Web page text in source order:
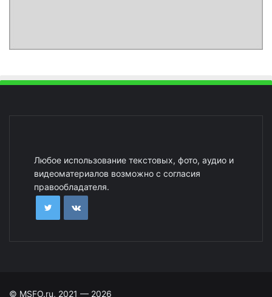
Любое использование текстовых, фото, аудио и
видеоматериалов возможно с согласия
правообладателя.
© MSFO.ru, 2021 — 2026